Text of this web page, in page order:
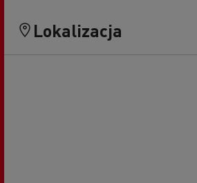
Lokalizacja